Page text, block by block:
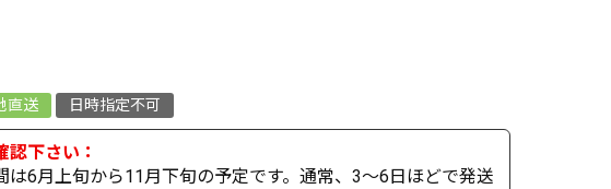
直送 日時指定不可
は6月上旬から11月下旬の予定です。通常、3～6日ほどで発送